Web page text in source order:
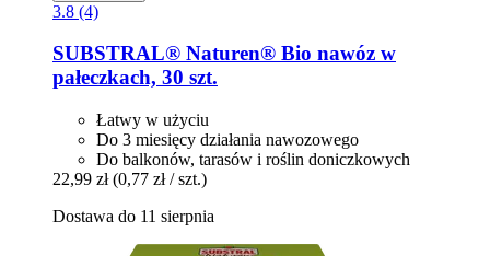
3.8 (4)
SUBSTRAL® Naturen® Bio nawóz w
pałeczkach, 30 szt.
Łatwy w użyciu
Do 3 miesięcy działania nawozowego
Do balkonów, tarasów i roślin doniczkowych
22,99 zł (0,77 zł / szt.)
Dostawa do 11 sierpnia